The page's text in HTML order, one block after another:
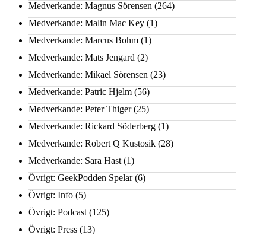
Medverkande: Magnus Sörensen (264)
Medverkande: Malin Mac Key (1)
Medverkande: Marcus Bohm (1)
Medverkande: Mats Jengard (2)
Medverkande: Mikael Sörensen (23)
Medverkande: Patric Hjelm (56)
Medverkande: Peter Thiger(25)
Medverkande: Rickard Söderberg (1)
Medverkande: Robert Q Kustosik (28)
Medverkande: Sara Hast (1)
Övrigt: GeekPodden Spelar(6)
Övrigt: Info (5)
Övrigt: Podcast (125)
Övrigt: Press (13)